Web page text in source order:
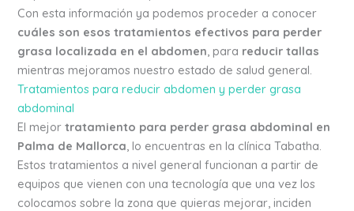
Con esta información ya podemos proceder a conocer
cuáles son esos tratamientos efectivos para perder
grasa localizada en el abdomen, para reducir tallas
mientras mejoramos nuestro estado de salud general.
Tratamientos para reducir abdomen y perder grasa
abdominal
El mejortratamiento para perder grasa abdominal en
Palma de Mallorca, lo encuentras en la clínica Tabatha.
Estos tratamientos a nivel general funcionan a partir de
equipos que vienen con una tecnología que una vez los
colocamos sobre la zona que quieras mejorar, inciden